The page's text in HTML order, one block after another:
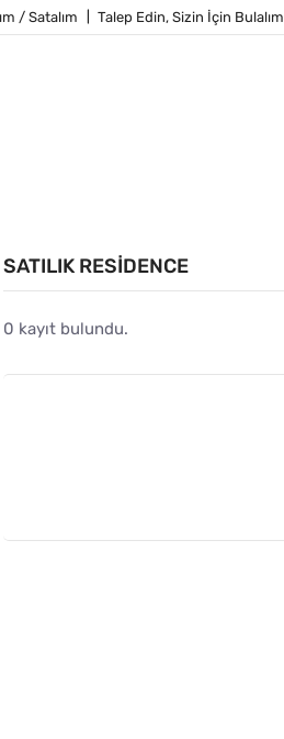
/ Satalım Talep Edin, Sizin İçin Bulalım
SATILIK RESIDENCE
0 kayıt bulundu.